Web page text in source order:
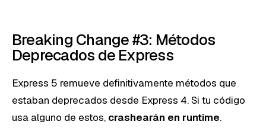
Breaking Change #3: Métodos
Deprecados de Express
Express 5 remueve definitivamente métodos que
estaban deprecados desde Express 4. Si tu código
usa alguno de estos, crashearán en runtime.